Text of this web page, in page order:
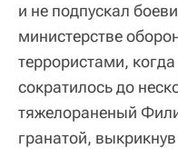
и не подпускал
министерстве
террористами,
сократилось до
тяжелораненый
гранатой,